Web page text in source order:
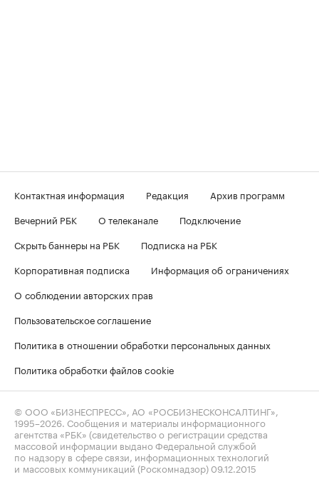
Контактная информация Редакция
Архив программ
Вечерний РБК
О телеканале
Подключение
Скрыть баннеры на РБК
Подписка на РБК
Корпоративная подписка
Информация об ограничениях
О соблюдении авторских прав
Пользовательское соглашение
Политика в отношении обработки персональных данных
Политика обработки файлов cookie
© ООО «БИЗНЕСПРЕСС», АО «РОСБИЗНЕСКОНСАЛТИНГ»,
1995–2026 . Сообщения и материалы информационного
агентства «РБК» (свидетельство о регистрации средства
массовой информации выдано Федеральной службой
по надзору в сфере связи, информационных технологий
и массовых коммуникаций (Роскомнадзор) 09.12.2015